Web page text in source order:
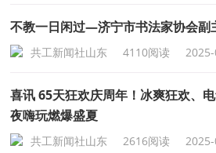
不教一日闲过—济宁市书法家协会副
共工新闻社山东 4110阅读
喜讯 65天狂欢庆周年！冰爽狂欢、
夜嗨玩燃爆盛夏
共工新闻社山东 2616阅读